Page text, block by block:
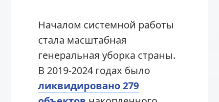
Началом системной работы
стала масштабная
генеральная уборка страны.
В 2019-2024 годах было
ликвидировано 279